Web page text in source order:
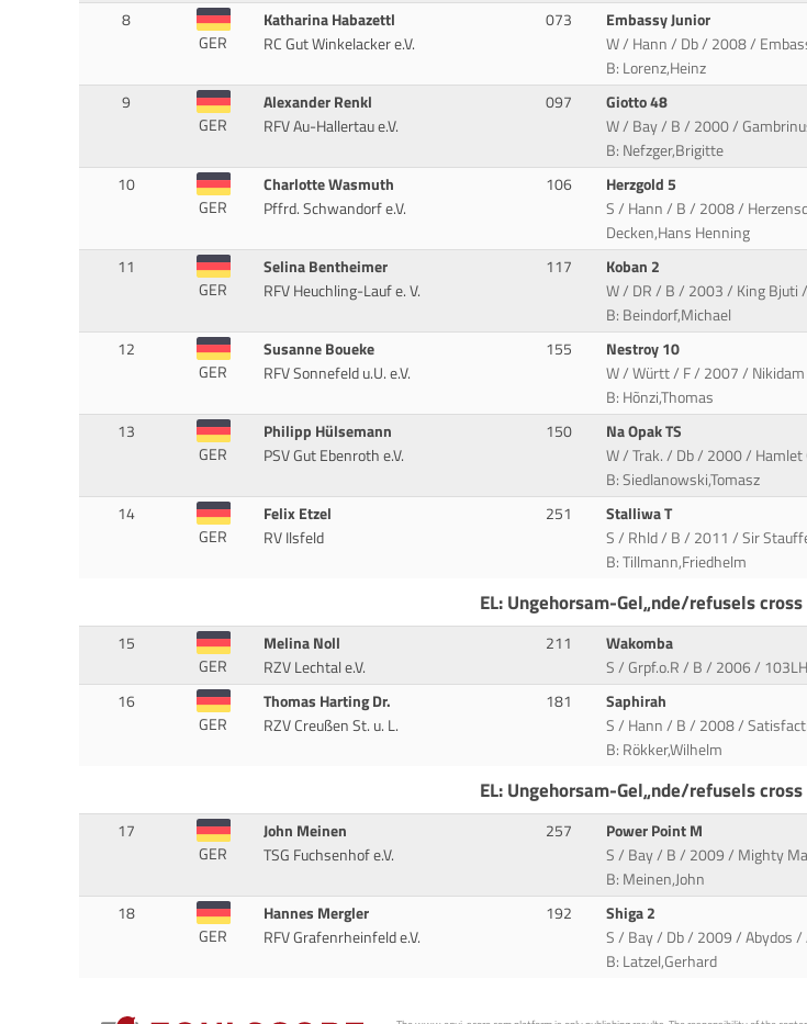
8
GER
Katharina Habazettl
RC Gut Winkelacker e.V.
073
Embassy Junior
W / Hann / Db / 2008 /
B: Lorenz,Heinz
9
GER
Alexander Renkl
RFV Au-Hallertau e.V.
097
Giotto 48
W / Bay / B / 2000 /
B: Nefzger,Brigitte
10
GER
Charlotte Wasmuth
Pffrd. Schwandorf e.V.
106
Herzgold 5
S / Hann / B / 2008 /
Decken,Hans Henning
11
GER
Selina Bentheimer
RFV Heuchling-Lauf e. V.
117
Koban 2
W / DR / B / 2003 / King Bjuti
B: Beindorf,Michael
12
GER
Susanne Boueke
RFV Sonnefeld u.U. e.V.
155
Nestroy 10
W / Württ / F / 2007 / Nikidam
B: Hõnzi,Thomas
13
GER
Philipp Hülsemann
PSV Gut Ebenroth e.V.
150
Na Opak TS
W / Trak. / Db / 2000 /
B: Siedlanowski,Tomasz
14
GER
Felix Etzel
RV Ilsfeld
251
Stalliwa T
S / Rhld / B / 2011 / Sir
B: Tillmann,Friedhelm
EL: Ungehorsam-Gel„nde/refusels cross
15
GER
Melina Noll
RZV Lechtal e.V.
211
Wakomba
S / Grpf.o.R / B / 2006 /
16
GER
Thomas Harting Dr.
RZV Creußen St. u. L.
181
Saphirah
S / Hann / B / 2008 /
B: Rökker,Wilhelm
EL: Ungehorsam-Gel„nde/refusels cross
17
GER
John Meinen
TSG Fuchsenhof e.V.
257
Power Point M
S / Bay / B / 2009 / Mighty
B: Meinen,John
18
GER
Hannes Mergler
RFV Grafenrheinfeld e.V.
192
Shiga 2
S / Bay / Db / 2009 / Abydos /
B: Latzel,Gerhard